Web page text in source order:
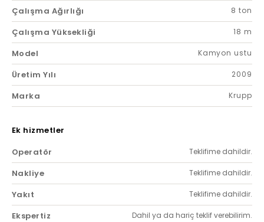
Çalışma Ağırlığı 8 ton
Çalışma Yüksekliği 18 m
Model Kamyon ustu
Üretim Yılı 2009
Marka Krupp
Ek hizmetler
Operatör
Teklifime dahildir.
Nakliye Teklifime dahildir.
Yakıt Teklifime dahildir.
Ekspertiz Dahil ya da hariç teklif verebilirim.